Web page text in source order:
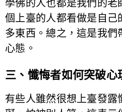
學佛的人也都是我們的
個上臺的人都看做是自己
多東西。總之，這是我們
心態。
三、懺悔者如何突破心
有些人雖然很想上臺發